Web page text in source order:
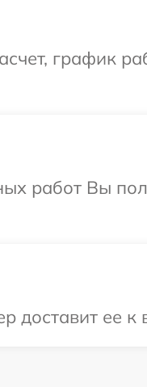
график
работ Вы
доставит ее